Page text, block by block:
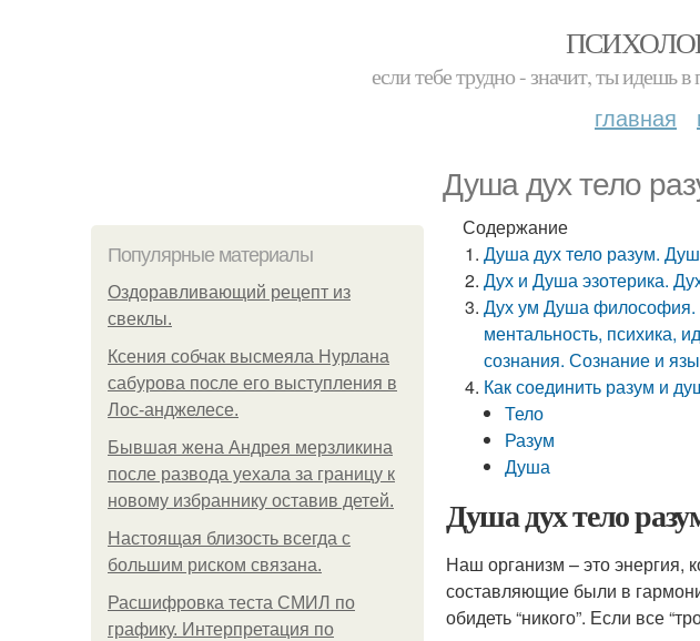
если тебе трудно - значит, ты идешь
главная
Душа дух тело
Популярные материалы
Оздоравливающий рецепт из
свеклы.
Ксения собчак высмеяла Нурлана
сабурова после его выступления в
Лос-анджелесе.
Бывшая жена Андрея мерзликина
после развода уехала за границу к
новому избраннику оставив детей.
Hacтоящая близость всегда с
большим риском связана.
Расшифровка теста СМИЛ по
графику. Интерпретация по
Содержание
Душа дух тело разум.
Дух и Душа эзотерика.
Дух ум Душа философия.
ментальность, психика,
сознания. Сознание и
Как соединить разум и
Тело
Разум
Душа
Душа дух тело
Наш организм – это энергия,
составляющие были в
обидеть “никого”. Если все